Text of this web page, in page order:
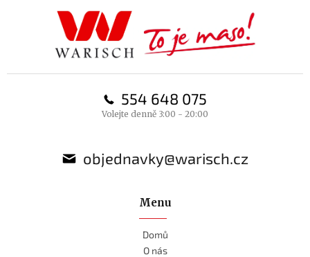
554 648 075
Volejte denně 3:00 - 20:00
objednavky@warisch.cz
Menu
Domů
O nás